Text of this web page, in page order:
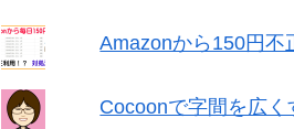
Amazonから150円不
Cocoonで字間を広く